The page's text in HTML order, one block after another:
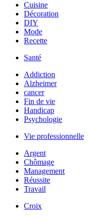
Cuisine
Décoration
DIY
Mode
Recette
Santé
Addiction
Alzheimer
cancer
Fin de vie
Handicap
Psychologie
Vie professionnelle
Argent
Chômage
Management
Réussite
Travail
Croix